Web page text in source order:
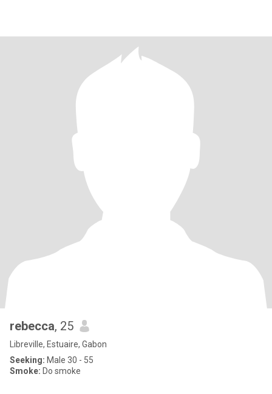
rebecca, 25
Libreville, Estuaire, Gabon
Seeking: Male 30 - 55
Smoke: Do smoke